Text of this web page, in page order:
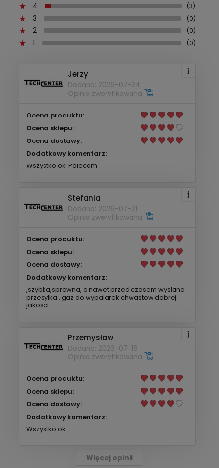
4 (3)
3 (0)
2 (0)
1 (0)
Jerzy
Dodano: 2026-07-24
Opinia zweryfikowana
Ocena produktu:
Ocena sklepu:
Ocena dostawy:
Dodatkowy komentarz:
Wszystko ok. Polecam
Stefania
Dodano: 2026-07-21
Opinia zweryfikowana
Ocena produktu:
Ocena sklepu:
Ocena dostawy:
Dodatkowy komentarz:
,szybka,sprawna, a nawet przed czasem wyslana
przesylka , gaz do wypalarek chwastow dobrej
jakosci
Przemysław
Dodano: 2026-07-16
Opinia zweryfikowana
Ocena produktu:
Ocena sklepu:
Ocena dostawy:
Dodatkowy komentarz:
Wszystko ok
Więcej opinii